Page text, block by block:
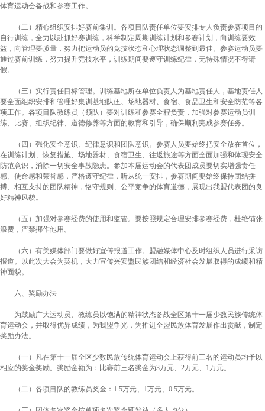
体育运动会备战和参赛工作。
（二） 精心组织安排好赛前集训。 各项目队责任单位要安排专人负责参赛项目的
自行训练，全力以赴抓好赛训练，科学制定周期训练计划和参赛计划，向训练要效
益，向管理要质量，努力把运动员的竞技状态和心理状态调整到最佳。参赛运动员要
通过赛前训练，努力提升竞技水平，训练期间要遵守训练纪律，无特殊情况不得请
假。
（三 ） 实行责任目标管理。 训练基地所在单位负责人为基地责任人，基地责任人
要全面组织安排和管理好集训基地队伍、场地器材、食宿、食品卫生和安全防范等各
项工作。各项目队教练员 （领队 ） 要对训练和参赛全程负责，加强对参赛运动员训
练、比赛、组织纪律、道德修养等方面的教育和引导，确保顺利完成参赛任务。
（ 四 ） 强化安全意识、纪律意识和团队意识。 参赛人员要始终把安全放在首位，
在训练计划、恢复措施、场地器材、食宿卫生、往返旅途等方面全面加强和体现安全
防范意识，消除一切安全事故隐患。参加本届运动会的代表团成员要切实增强责任
感、使命感和荣誉感，严格遵守纪律，听从统一安排，参赛期间要始终保持团结拼
搏、相互支持的团队精神，恪守规则、公平竞争的体育道德，展现出我盟代表团的良
好精神风貌。
（五 ） 加强对参赛经费的使用和监管。 要按照规定合理安排参赛经费，杜绝铺张
浪费，严禁挪作他用。
（六） 有关媒体部门要做好宣传报道工作。 盟融媒体中心及时组织人员进行采访
报道。以此次大会为契机，大力宣传兴安盟民族团结和经济社会发展取得的成绩和精
神面貌。
六、奖励办法
为鼓励广大运动员、教练员以饱满的精神状态备战全区第十一届少数民族传统体
育运动会，并取得优异成绩，为我盟争光，为推进全盟民族体育发展作出贡献，制定
奖励办法。
（一）
凡在第十一届全区少数民族传统体育运动会上获得前三名的运动员均予以
相应的奖金奖励。奖励金额为：比赛前三名奖金为3万元、2万元、1万元。
（二） 各项目队的教练员奖金：1.5万元、1万元、0.5万元。